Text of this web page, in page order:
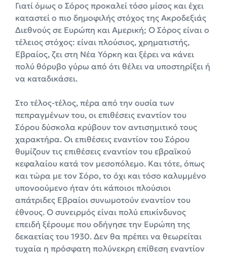
Γιατί όμως ο Σόρος προκαλεί τόσο μίσος και έχει
καταστεί ο πιο δημοφιλής στόχος της Ακροδεξιάς
Διεθνούς σε Ευρώπη και Αμερική; Ο Σόρος είναι ο
τέλειος στόχος: είναι πλούσιος, χρηματιστής,
Εβραίος, ζει στη Νέα Υόρκη και ξέρει να κάνει
πολύ θόρυβο γύρω από ότι θέλει να υποστηρίξει ή
να καταδικάσει.
Στο τέλος-τέλος, πέρα από την ουσία των
πεπραγμένων του, οι επιθέσεις εναντίον του
Σόρου δύσκολα κρύβουν τον αντισημιτικό τους
χαρακτήρα. Οι επιθέσεις εναντίον του Σόρου
θυμίζουν τις επιθέσεις εναντίον του εβραϊκού
κεφαλαίου κατά τον μεσοπόλεμο. Και τότε, όπως
και τώρα με τον Σόρο, το όχι και τόσο καλυμμένο
υπονοούμενο ήταν ότι κάποιοι πλούσιοι
απάτριδες Εβραίοι συνωμοτούν εναντίον του
έθνους. Ο συνειρμός είναι πολύ επικίνδυνος
επειδή ξέρουμε που οδήγησε την Ευρώπη της
δεκαετίας του 1930. Δεν θα πρέπει να θεωρείται
τυχαία η πρόσφατη πολύνεκρη επίθεση εναντίον